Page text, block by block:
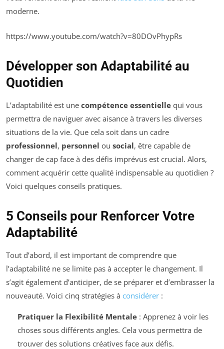
moderne.
https://www.youtube.com/watch?v=80DOvPhypRs
Développer son Adaptabilité au
Quotidien
L’adaptabilité est une compétence essentielle qui vous
permettra de naviguer avec aisance à travers les diverses
situations de la vie. Que cela soit dans un cadre
professionnel, personnel ou social, être capable de
changer de cap face à des défis imprévus est crucial. Alors,
comment acquérir cette qualité indispensable au quotidien ?
Voici quelques conseils pratiques.
5 Conseils pour Renforcer Votre
Adaptabilité
Tout d’abord, il est important de comprendre que
l’adaptabilité ne se limite pas à accepter le changement. Il
s’agit également d’anticiper, de se préparer et d’embrasser la
nouveauté. Voici cinq stratégies à considérer :
Pratiquer la Flexibilité Mentale: Apprenez à voir les
choses sous différents angles. Cela vous permettra de
trouver des solutions créatives face aux défis.